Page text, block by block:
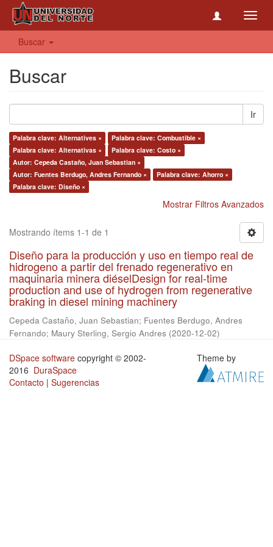
Buscar
Buscar
Ir
Palabra clave: Alternatives ×
Palabra clave: Combustible ×
Palabra clave: Alternativas ×
Palabra clave: Costo ×
Autor: Cepeda Castaño, Juan Sebastian ×
Autor: Fuentes Berdugo, Andres Fernando ×
Palabra clave: Ahorro ×
Palabra clave: Diseño ×
Mostrar Filtros Avanzados
Mostrando ítems 1-1 de 1
Diseño para la producción y uso en tiempo real de
hidrogeno a partir del frenado regenerativo en
maquinaria minera diéselDesign for real-time
production and use of hydrogen from regenerative
braking in diesel mining machinery
Cepeda Castaño, Juan Sebastian; Fuentes Berdugo, Andres
Fernando; Maury Sterling, Sergio Andres (2020-12-02)
DSpace software copyright © 2002-
2016 DuraSpace
Contacto | Sugerencias
Theme by